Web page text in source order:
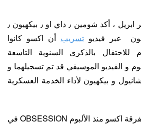
في وقت سابق من شهر ابريل ، أكد شومين ٫ داي او ٫ بيكهيون ٫
تسريب أن اكسو كانوا
للاحتفال بالذكرى السنوية التاسعة
و الفيديو الموسيقي قد تم تسجيلهما و
و بيكهيون لأداء الخدمة العسكرية
ستكون هذه أول عودة لفرقة اكسو منذ الألبوم OBSESSION في